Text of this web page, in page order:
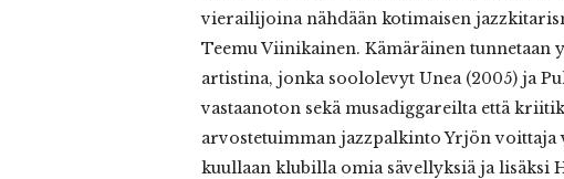
vierailijoina nähdään kotimaisen
Teemu Viinikainen. Kämäräinen tunnetaan
artistina, jonka soololevyt Unea (2005) ja
vastaanoton sekä musadiggareilta että
arvostetuimman jazzpalkinto Yrjön voittaja
kuullaan klubilla omia sävellyksiä ja lisäksi